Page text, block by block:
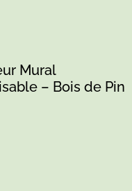
Mural
– Bois de Pin